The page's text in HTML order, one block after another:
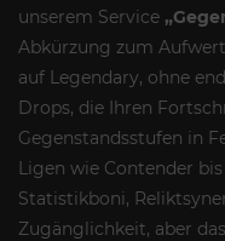
unserem Service
Abkürzung zum
auf Legendary, ohne
Drops, die Ihren
Gegenstandsstufen in
Ligen wie Contender
Statistikboni,
Zugänglichkeit, aber